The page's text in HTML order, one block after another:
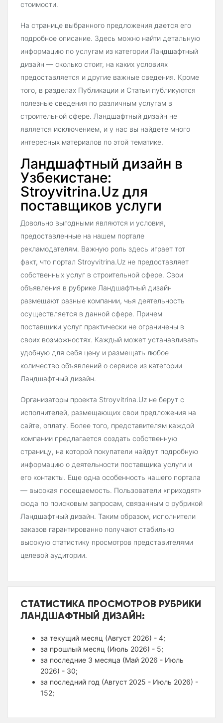
стоимости.
На странице выбранного предложения дается его
подробное описание. Здесь можно найти детальную
информацию по услугам из категории Ландшафтный
дизайн — сколько стоит, на каких условиях
предоставляется и другие важные сведения. Кроме
того, в разделах Публикации и Статьи публикуются
полезные сведения по различным услугам в
строительной сфере. Ландшафтный дизайн не
является исключением, и у нас вы найдете много
интересных материалов по этой тематике.
Ландшафтный дизайн в
Узбекистане:
Stroyvitrina.Uz для
поставщиков услуги
Довольно выгодными являются и условия,
предоставленные на нашем портале
рекламодателям. Важную роль здесь играет тот
факт, что портал Stroyvitrina.Uz не предоставляет
собственных услуг в строительной сфере. Свои
объявления в рубрике Ландшафтный дизайн
размещают разные компании, чья деятельность
осуществляется в данной сфере. Причем
поставщики услуг практически не ограничены в
своих возможностях. Каждый может устанавливать
удобную для себя цену и размещать любое
количество объявлений о сервисе из категории
Ландшафтный дизайн.
Организаторы проекта Stroyvitrina.Uz не берут с
исполнителей, размещающих свои предложения на
сайте, оплату. Более того, представителям каждой
компании предлагается создать собственную
страницу, на которой покупатели найдут подробную
информацию о деятельности поставщика услуги и
его контакты. Еще одна особенность нашего портала
— высокая посещаемость. Пользователи «приходят»
сюда по поисковым запросам, связанным с рубрикой
Ландшафтный дизайн. Таким образом, исполнители
заказов гарантированно получают стабильно
высокую статистику просмотров представителями
целевой аудитории.
СТАТИСТИКА ПРОСМОТРОВ РУБРИКИ
ЛАНДШАФТНЫЙ ДИЗАЙН:
за текущий месяц (Август 2026) - 4;
за прошлый месяц (Июль 2026) - 5;
за последние 3 месяца (Май 2026 - Июль
2026) - 30;
за последний год (Август 2025 - Июль 2026) -
152;